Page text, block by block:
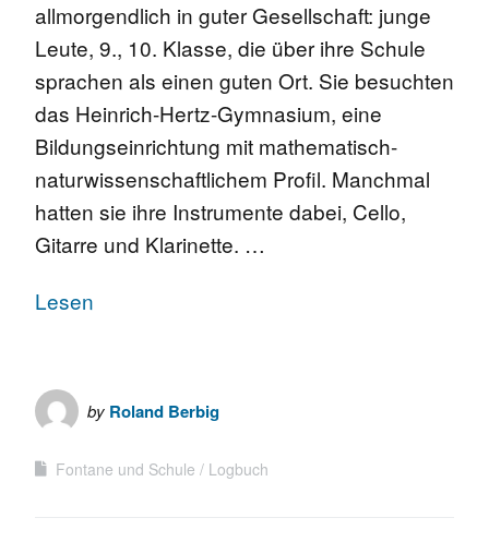
allmorgendlich in guter Gesellschaft: junge
Leute, 9., 10. Klasse, die über ihre Schule
sprachen als einen guten Ort. Sie besuchten
das Heinrich-Hertz-Gymnasium, eine
Bildungseinrichtung mit mathematisch-
naturwissenschaftlichem Profil. Manchmal
hatten sie ihre Instrumente dabei, Cello,
Gitarre und Klarinette. …
Lesen
by Roland Berbig
Fontane und Schule Logbuch